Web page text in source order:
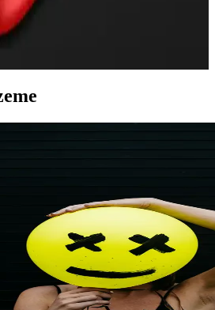
kılıflar, şıklık ve koruma sağlar.
tasarım sayesinde telefonunuzu